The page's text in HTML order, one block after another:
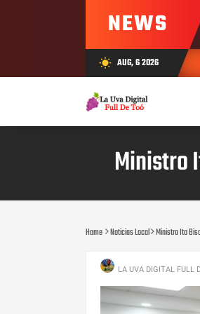
NEWS
wb_sunny AUG, 6 2026
Ministro
Home Noticias Local Ministro Ito
LA UVA DIGITAL FULL